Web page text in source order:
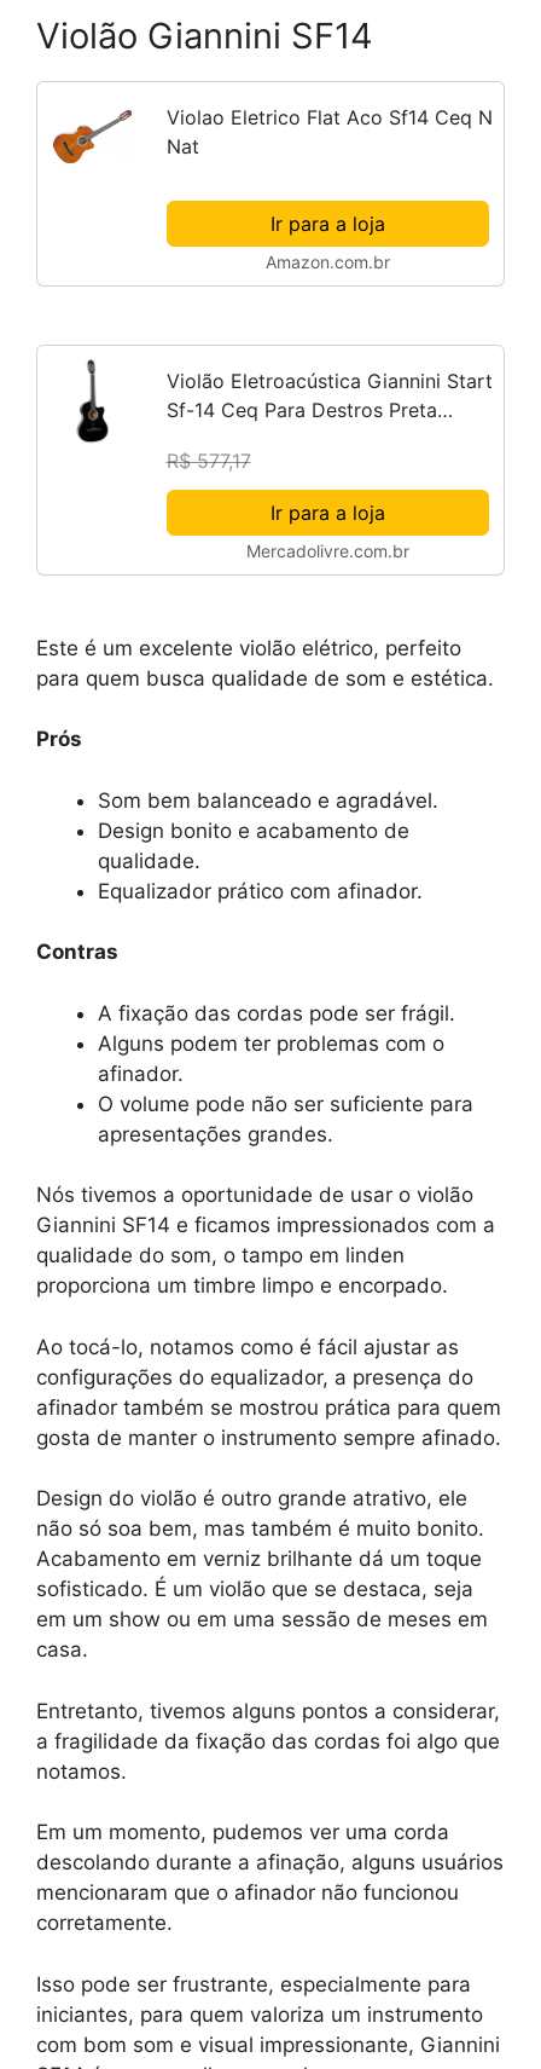
Violão Giannini SF14
Violao Eletrico Flat Aco Sf14 Ceq N
Nat
Ir para a loja
Amazon.com.br
Violão Eletroacústica Giannini Start
Sf-14 Ceq Para Destros Preta
R$ 577,17
Ir para a loja
Mercadolivre.com.br
Este é um excelente violão elétrico, perfeito
para quem busca qualidade de som e estética.
Prós
Som bem balanceado e agradável.
Design bonito e acabamento de
qualidade.
Equalizador prático com afinador.
Contras
A fixação das cordas pode ser frágil.
Alguns podem ter problemas com o
afinador.
O volume pode não ser suficiente para
apresentações grandes.
Nós tivemos a oportunidade de usar o violão
Giannini SF14 e ficamos impressionados com a
qualidade do som, o tampo em linden
proporciona um timbre limpo e encorpado.
Ao tocá-lo, notamos como é fácil ajustar as
configurações do equalizador, a presença do
afinador também se mostrou prática para quem
gosta de manter o instrumento sempre afinado.
Design do violão é outro grande atrativo, ele
não só soa bem, mas também é muito bonito.
Acabamento em verniz brilhante dá um toque
sofisticado. É um violão que se destaca, seja
em um show ou em uma sessão de meses em
casa.
Entretanto, tivemos alguns pontos a considerar,
a fragilidade da fixação das cordas foi algo que
notamos.
Em um momento, pudemos ver uma corda
descolando durante a afinação, alguns usuários
mencionaram que o afinador não funcionou
corretamente.
Isso pode ser frustrante, especialmente para
iniciantes, para quem valoriza um instrumento
com bom som e visual impressionante, Giannini